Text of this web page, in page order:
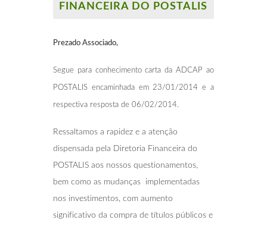
FINANCEIRA DO POSTALIS
Prezado Associado,
Segue para conhecimento carta da ADCAP ao
POSTALIS encaminhada em 23/01/2014 e a
respectiva resposta de 06/02/2014.
Ressaltamos a rapidez e a atenção
dispensada pela Diretoria Financeira do
POSTALIS aos nossos questionamentos,
bem como as mudanças implementadas
nos investimentos, com aumento
significativo da compra de títulos públicos e